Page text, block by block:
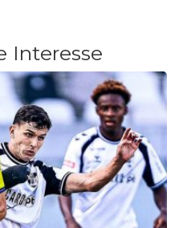
Interesse